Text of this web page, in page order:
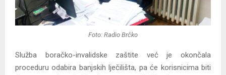
Foto: Radio Brčko
Služba boračko-invalidske zaštite već je okončala
proceduru odabira banjskih lječilišta, pa će korisnicima biti